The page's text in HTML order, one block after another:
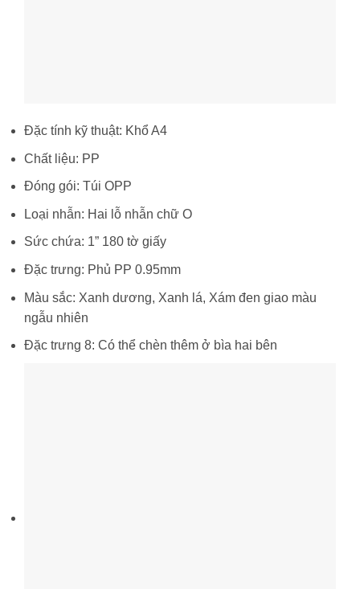
Đặc tính kỹ thuật: Khổ A4
Chất liệu: PP
Đóng gói: Túi OPP
Loại nhẫn: Hai lỗ nhẫn chữ O
Sức chứa: 1” 180 tờ giấy
Đặc trưng: Phủ PP 0.95mm
Màu sắc: Xanh dương, Xanh lá, Xám đen giao màu
ngẫu nhiên
Đặc trưng 8: Có thể chèn thêm ở bìa hai bên